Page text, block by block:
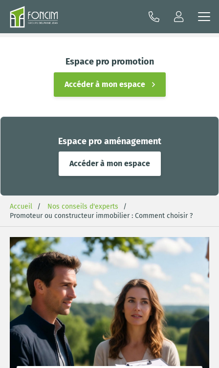
Espace pro aménagement
Accéder à mon espace
Espace pro promotion
Accéder à mon espace
Accueil
Nos conseils d'experts
Promoteur ou constructeur immobilier : Comment choisir ?